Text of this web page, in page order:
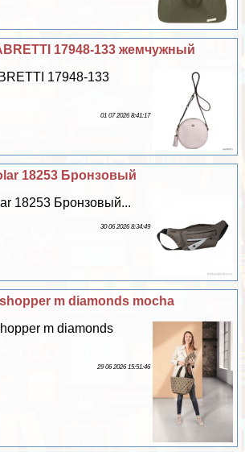
17948-133 жемчужный
17948-133
01 07 2026 8:41:17
18253 Бронзовый
18253 Бронзовый...
30 06 2026 8:34:49
m diamonds mocha
m diamonds
29 06 2026 15:51:46